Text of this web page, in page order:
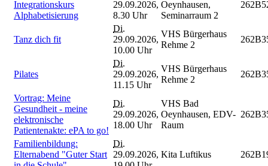
Integrationskurs
Alphabetisierung
29.09.2026,
8.30 Uhr
Oeynhausen,
Seminarraum 2
Tanz dich fit
Di.
29.09.2026,
10.00 Uhr
VHS Bürgerhaus
Rehme 2
Pilates
Di.
29.09.2026,
11.15 Uhr
VHS Bürgerhaus
Rehme 2
Vortrag: Meine
Gesundheit - meine
elektronische
Patientenakte: ePA to go!
Di.
29.09.2026,
18.00 Uhr
VHS Bad
Oeynhausen, EDV-
Raum
Familienbildung:
Elternabend "Guter Start
Di.
29.09.2026, Kita Luftikus